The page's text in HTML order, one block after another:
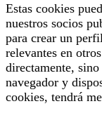
Estas cookies
nuestros socios
para crear un
relevantes en
directamente,
navegador y
cookies, tendrá